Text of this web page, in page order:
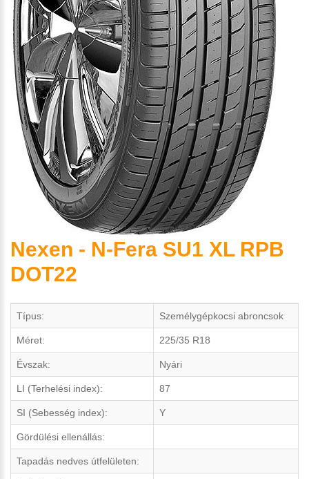
Nexen - N-Fera SU1 XL RPB
DOT22
Típus: Személygépkocsi abroncsok
Méret: 225/35 R18
Évszak: Nyári
LI (Terhelési index): 87
SI (Sebesség index): Y
Gördülési ellenállás:
Tapadás nedves útfelületen: